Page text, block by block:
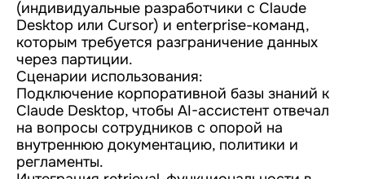
(индивидуальные разработчики с Claude
Desktop или Cursor) и enterprise-команд,
которым требуется разграничение данных
через партиции.
Сценарии использования:
Подключение корпоративной базы знаний к
Claude Desktop, чтобы AI-ассистент отвечал
на вопросы сотрудников с опорой на
внутреннюю документацию, политики и
регламенты.